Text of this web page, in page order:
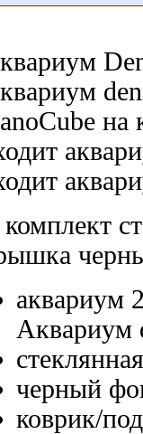
на
аквариум
Аквариум
черный
коврик/